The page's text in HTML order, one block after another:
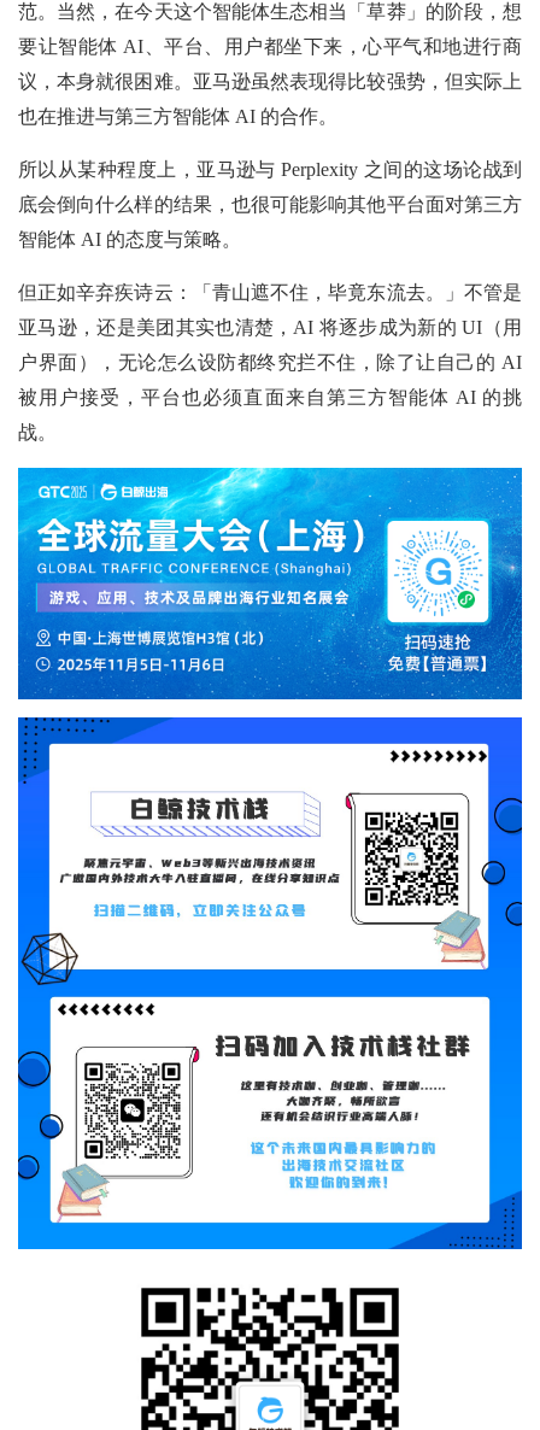
范。当然，在今天这个智能体生态相当「草莽」的阶段，想
要让智能体 AI、平台、用户都坐下来，心平气和地进行商
议，本身就很困难。亚马逊虽然表现得比较强势，但实际上
也在推进与第三方智能体 AI 的合作。
所以从某种程度上，亚马逊与 Perplexity 之间的这场论战到
底会倒向什么样的结果，也很可能影响其他平台面对第三方
智能体 AI 的态度与策略。
但正如辛弃疾诗云：「青山遮不住，毕竟东流去。」不管是
亚马逊，还是美团其实也清楚，AI 将逐步成为新的 UI（用
户界面），无论怎么设防都终究拦不住，除了让自己的 AI
被用户接受，平台也必须直面来自第三方智能体 AI 的挑
战。